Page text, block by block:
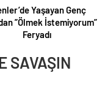
Yaşayan Genç
”Ölmek İstemiyorum”
Feryadı
SAVAŞIN